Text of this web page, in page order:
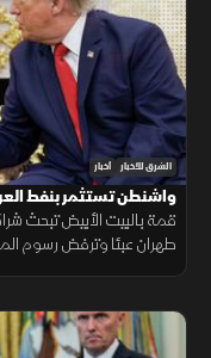
الشرق للأخبار أخبار
واشنطن تستثمر بنفط
قمة بالبيت الأبيض تبحث
طهران عبئا وترفض رسوم